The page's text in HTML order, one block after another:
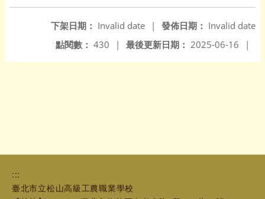
發佈日期： Invalid date
下架日期： Invalid date
|
最後更新日期： 2025-06-16 |
點閱數： 430 |
:::
臺北市立松山高級工農職業學校